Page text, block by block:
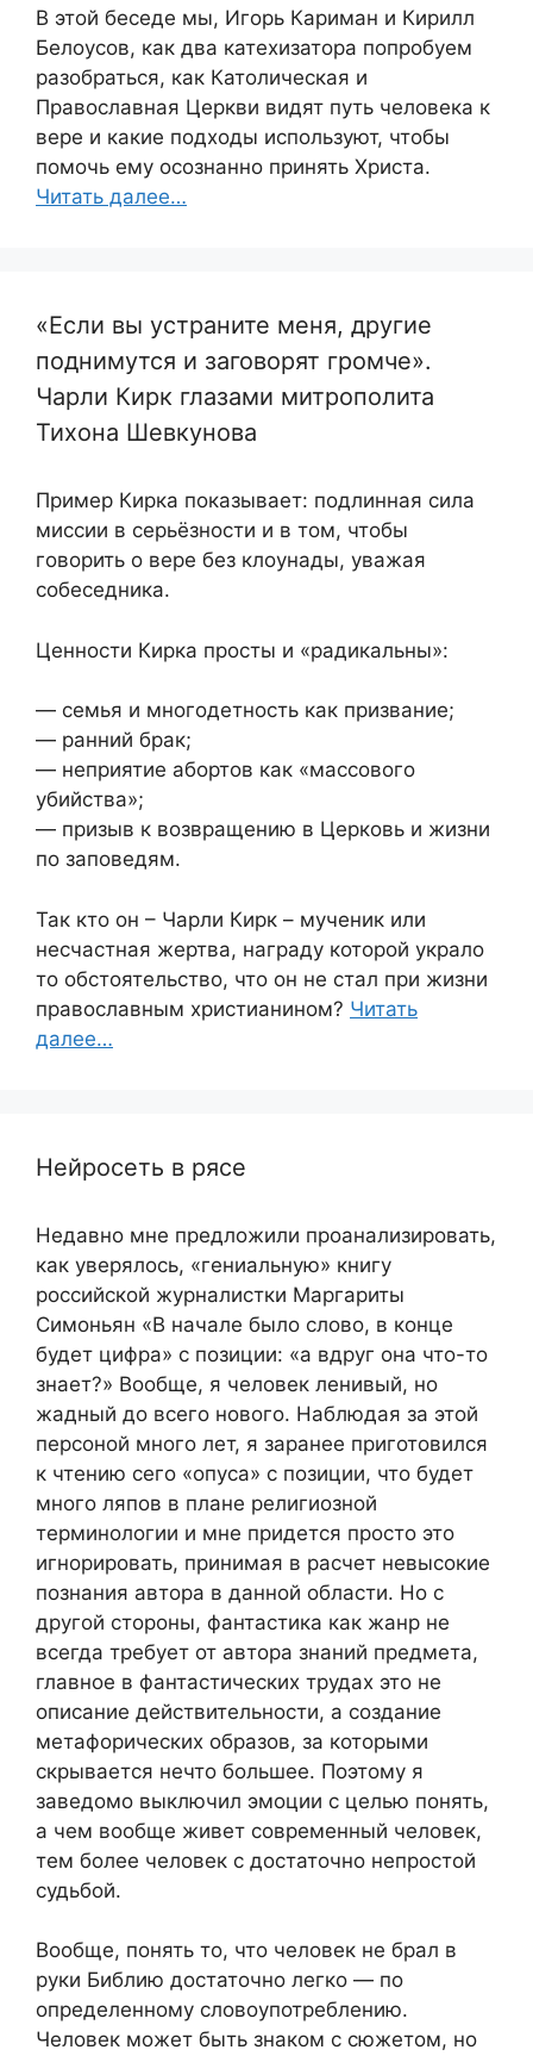
В этой беседе мы, Игорь Кариман и Кирилл
Белоусов, как два катехизатора попробуем
разобраться, как Католическая и
Православная Церкви видят путь человека к
вере и какие подходы используют, чтобы
помочь ему осознанно принять Христа.
Читать далее…
«Если вы устраните меня, другие
поднимутся и заговорят громче».
Чарли Кирк глазами митрополита
Тихона Шевкунова
Пример Кирка показывает: подлинная сила
миссии в серьёзности и в том, чтобы
говорить о вере без клоунады, уважая
собеседника.
Ценности Кирка просты и «радикальны»:
— семья и многодетность как призвание;
— ранний брак;
— неприятие абортов как «массового
убийства»;
— призыв к возвращению в Церковь и жизни
по заповедям.
Так кто он – Чарли Кирк – мученик или
несчастная жертва, награду которой украло
то обстоятельство, что он не стал при жизни
православным христианином? Читать
далее…
Нейросеть в рясе
Недавно мне предложили проанализировать,
как уверялось, «гениальную» книгу
российской журналистки Маргариты
Симоньян «В начале было слово, в конце
будет цифра» с позиции: «а вдруг она что-то
знает?» Вообще, я человек ленивый, но
жадный до всего нового. Наблюдая за этой
персоной много лет, я заранее приготовился
к чтению сего «опуса» с позиции, что будет
много ляпов в плане религиозной
терминологии и мне придется просто это
игнорировать, принимая в расчет невысокие
познания автора в данной области. Но с
другой стороны, фантастика как жанр не
всегда требует от автора знаний предмета,
главное в фантастических трудах это не
описание действительности, а создание
метафорических образов, за которыми
скрывается нечто большее. Поэтому я
заведомо выключил эмоции с целью понять,
а чем вообще живет современный человек,
тем более человек с достаточно непростой
судьбой.
Вообще, понять то, что человек не брал в
руки Библию достаточно легко — по
определенному словоупотреблению.
Человек может быть знаком с сюжетом, но